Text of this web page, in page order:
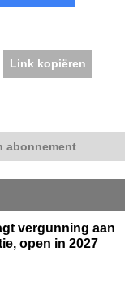
Link kopiëren
abonnement
vergunning aan
open in 2027